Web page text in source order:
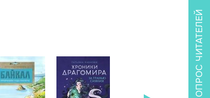
ОПРОС ЧИТАТЕЛЕЙ